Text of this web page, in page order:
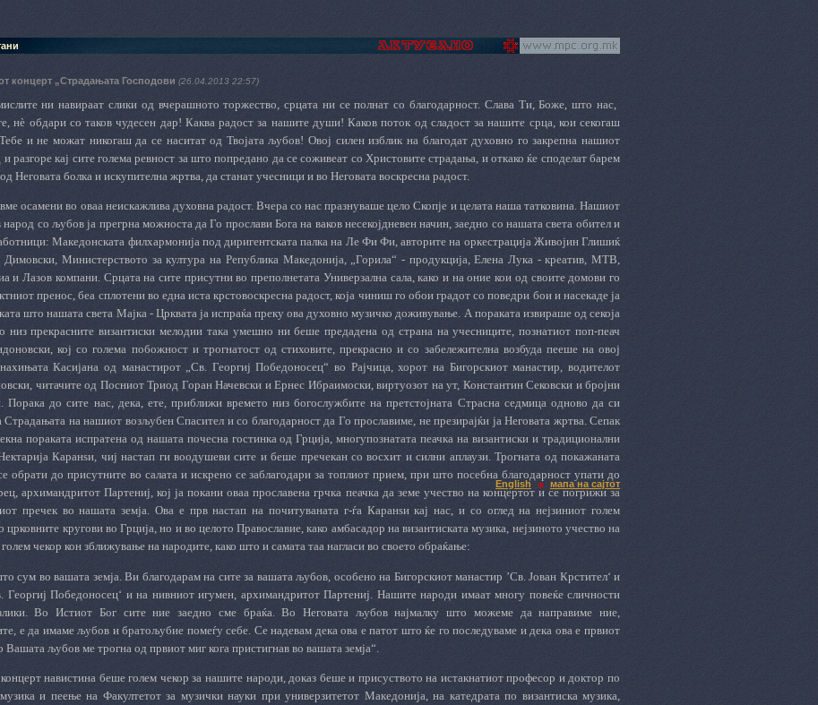
концерт „Страдањата Господови (26.04.2013 22:57)
ни навираат слики од вчерашното торжество, срцата ни се полнат со благодарност. Слава Ти, Боже, што нас,
нè обдари со таков чудесен дар! Каква радост за нашите души! Каков поток од сладост за нашите срца, кои секогаш
и не можат никогаш да се наситат од Твојата љубов! Овој силен изблик на благодат духовно го закрепна нашиот
разгоре кај сите голема ревност за што попредано да се соживеат со Христовите страдања, и откако ќе споделат барем
Неговата болка и искупителна жртва, да станат учесници и во Неговата воскресна радост.
осамени во оваа неискажлива духовна радост. Вчера со нас празнуваше цело Скопје и целата наша татковина. Нашиот
народ со љубов ја прегрна можноста да Го прослави Бога на ваков несекојдневен начин, заедно со нашата света обител и
Македонската филхармонија под диригентската палка на Ле Фи Фи, авторите на оркестрација Живојин Глишиќ
Министерството за култура на Република Македонија, „Горила“ - продукција, Елена Лука - креатив, МТВ,
и Лазов компани. Срцата на сите присутни во преполнетата Универзална сала, како и на оние кои од своите домови го
пренос, беа сплотени во една иста крстовоскресна радост, која чиниш го обои градот со поведри бои и насекаде ја
што нашата света Мајка - Црквата ја испраќа преку ова духовно музичко доживување. А пораката извираше од секоја
низ прекрасните византиски мелодии така умешно ни беше предадена од страна на учесниците, познатиот поп-пеач
кој со голема побожност и трогнатост од стиховите, прекрасно и со забележителна возбуда пееше на овој
Касијана од манастирот „Св. Георгиј Победоносец“ во Рајчица, хорот на Бигорскиот манастир, водителот
читачите од Посниот Триод Горан Начевски и Ернес Ибраимоски, виртуозот на ут, Константин Сековски и бројни
Порака до сите нас, дека, ете, приближи времето низ богослужбите на претстојната Страсна седмица одново да си
Страдањата на нашиот возљубен Спасител и со благодарност да Го прославиме, не презирајќи ја Неговата жртва. Сепак
пораката испратена од нашата почесна гостинка од Грција, многупознатата пеачка на византиски и традиционални
Каранѕи, чиј настап ги воодушеви сите и беше пречекан со восхит и силни аплаузи. Трогната од покажаната
обрати до присутните во салата и искрено се заблагодари за топлиот прием, при што посебна благодарност упати до
архимандритот Партениј, кој ја покани оваа прославена грчка пеачка да земе учество на концертот и се погрижи за
пречек во нашата земја. Ова е прв настап на почитуваната г-ѓа Каранѕи кај нас, и со оглед на нејзиниот голем
црковните кругови во Грција, но и во целото Православие, како амбасадор на византиската музика, нејзиното учество на
чекор кон зближување на народите, како што и самата таа нагласи во своето обраќање:
сум во вашата земја. Ви благодарам на сите за вашата љубов, особено на Бигорскиот манастир ’Св. Јован Крстител‘ и
Георгиј Победоносец‘ и на нивниот игумен, архимандритот Партениј. Нашите народи имаат многу повеќе сличности
Во Истиот Бог сите ние заедно сме браќа. Во Неговата љубов најмалку што можеме да направиме ние,
е да имаме љубов и братољубие помеѓу себе. Се надевам дека ова е патот што ќе го последуваме и дека ова е првиот
Вашата љубов ме трогна од првиот миг кога пристигнав во вашата земја“.
навистина беше голем чекор за нашите народи, доказ беше и присуството на истакнатиот професор и доктор по
и пеење на Факултетот за музички науки при универзитетот Македонија, на катедрата по византиска музика,
English мапа на сајтот